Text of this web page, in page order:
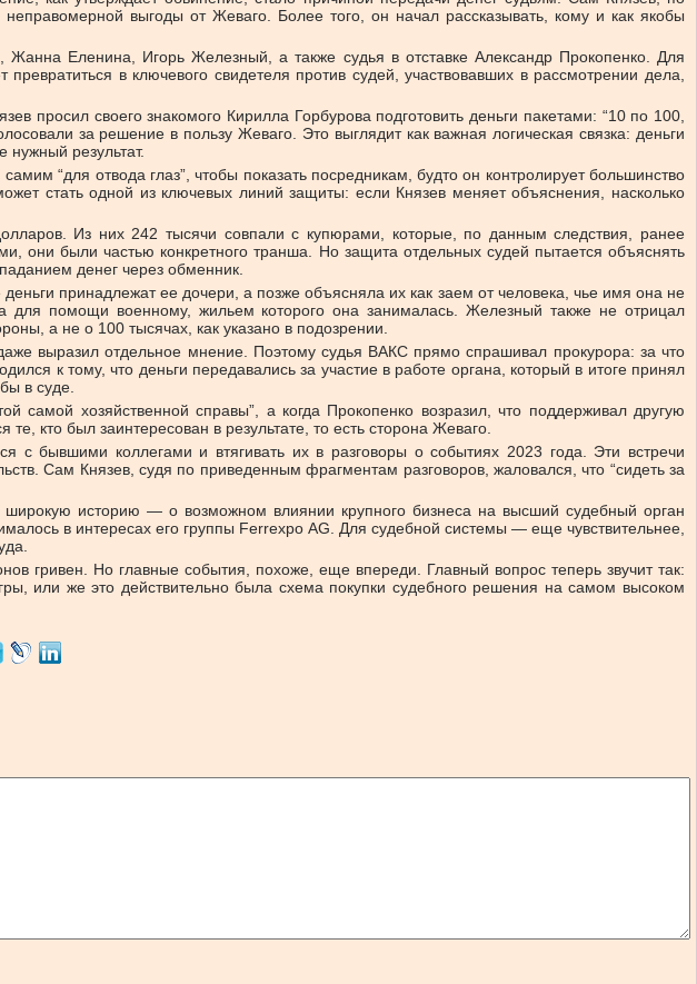
выгоды от Жеваго. Более того, он начал рассказывать, кому и как якобы
Жанна Еленина, Игорь Железный, а также судья в отставке Александр Прокопенко. Для
в ключевого свидетеля против судей, участвовавших в рассмотрении дела,
просил своего знакомого Кирилла Горбурова подготовить деньги пакетами: “10 по 100,
за решение в пользу Жеваго. Это выглядит как важная логическая связка: деньги
нужный результат.
“для отвода глаз”, чтобы показать посредникам, будто он контролирует большинство
стать одной из ключевых линий защиты: если Князев меняет объяснения, насколько
Из них 242 тысячи совпали с купюрами, которые, по данным следствия, ранее
они были частью конкретного транша. Но защита отдельных судей пытается объяснять
денег через обменник.
принадлежат ее дочери, а позже объясняла их как заем от человека, чье имя она не
для помощи военному, жильем которого она занималась. Железный также не отрицал
а не о 100 тысячах, как указано в подозрении.
выразил отдельное мнение. Поэтому судья ВАКС прямо спрашивал прокурора: за что
к тому, что деньги передавались за участие в работе органа, который в итоге принял
в суде.
самой хозяйственной справы”, а когда Прокопенко возразил, что поддерживал другую
кто был заинтересован в результате, то есть сторона Жеваго.
бывшими коллегами и втягивать их в разговоры о событиях 2023 года. Эти встречи
Сам Князев, судя по приведенным фрагментам разговоров, жаловался, что “сидеть за
широкую историю — о возможном влиянии крупного бизнеса на высший судебный орган
в интересах его группы Ferrexpo AG. Для судебной системы — еще чувствительнее,
гривен. Но главные события, похоже, еще впереди. Главный вопрос теперь звучит так:
или же это действительно была схема покупки судебного решения на самом высоком